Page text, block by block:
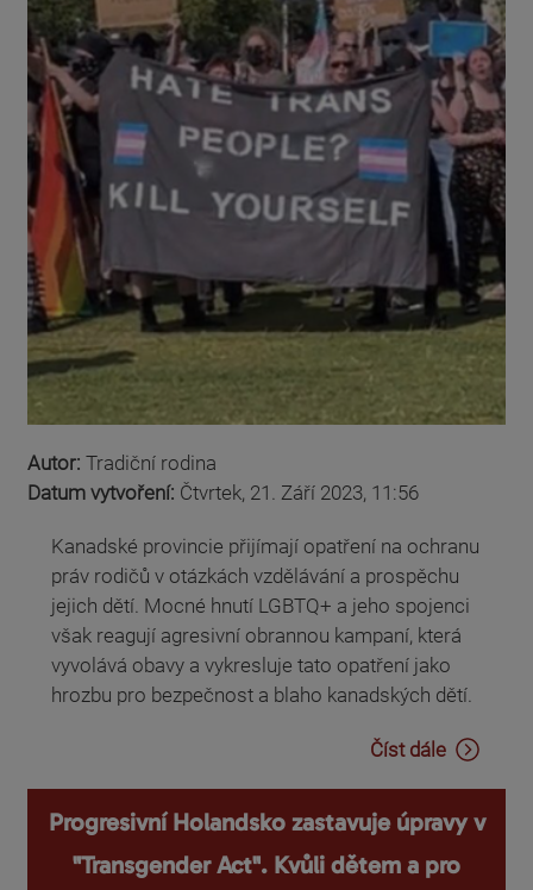
Autor: Tradiční rodina
Datum vytvoření: Čtvrtek, 21. Září 2023, 11:56
Kanadské provincie přijímají opatření na ochranu
práv rodičů v otázkách vzdělávání a prospěchu
jejich dětí. Mocné hnutí LGBTQ+ a jeho spojenci
však reagují agresivní obrannou kampaní, která
vyvolává obavy a vykresluje tato opatření jako
hrozbu pro bezpečnost a blaho kanadských dětí.
Číst dále
Progresivní Holandsko zastavuje úpravy v
"Transgender Act". Kvůli dětem a pro